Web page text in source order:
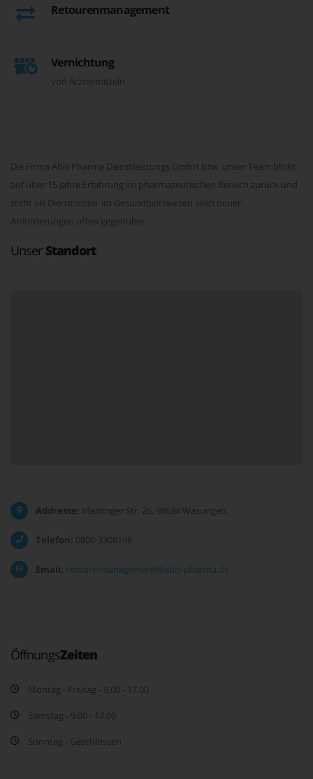
Retourenmanagement
Vernichtung
von Arzneimitteln
Die Firma Abis Pharma Dienstleistungs GmbH bzw. unser Team blickt
auf über 15 Jahre Erfahrung im pharmazeutischen Bereich zurück und
steht als Dienstleister im Gesundheitswesen allen neuen
Anforderungen offen gegenüber.
Unser Standort
Addresse: Meininger Str. 26, 98634 Wasungen
Telefon: 0800-3308196
Email: retoure-management@abis-pharma.de
ÖffnungsZeiten
Montag - Freitag - 9.00 - 17.00
Samstag - 9.00 - 14.00
Sonntag - Geschlossen